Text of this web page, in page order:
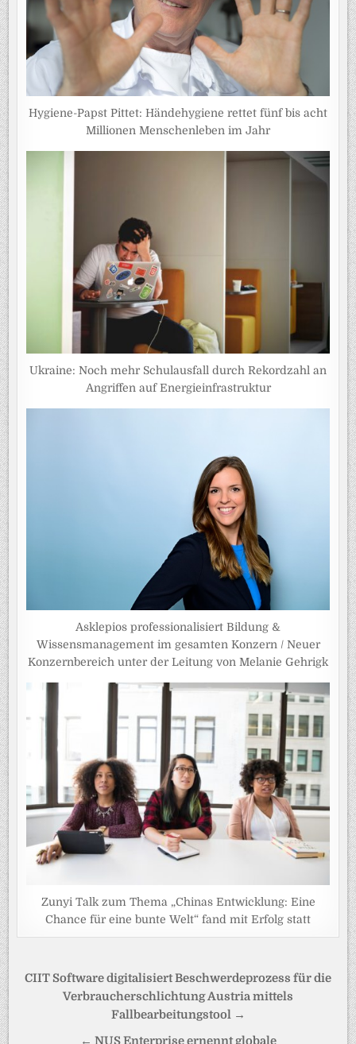
Hygiene-Papst Pittet: Händehygiene rettet fünf bis acht
Millionen Menschenleben im Jahr
Ukraine: Noch mehr Schulausfall durch Rekordzahl an
Angriffen auf Energieinfrastruktur
Asklepios professionalisiert Bildung &
Wissensmanagement im gesamten Konzern / Neuer
Konzernbereich unter der Leitung von Melanie Gehrigk
Zunyi Talk zum Thema „Chinas Entwicklung: Eine
Chance für eine bunte Welt“ fand mit Erfolg statt
Beitragsnavigation
CIIT Software digitalisiert Beschwerdeprozess für die
Verbraucherschlichtung Austria mittels
Fallbearbeitungstool →
← NUS Enterprise ernennt globale